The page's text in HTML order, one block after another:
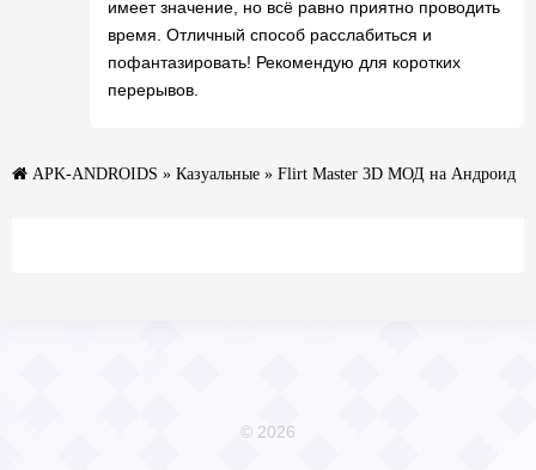
имеет значение, но всё равно приятно проводить
время. Отличный способ расслабиться и
пофантазировать! Рекомендую для коротких
перерывов.
APK-ANDROIDS » Казуальные » Flirt Master 3D МОД на Андроид
© 2026